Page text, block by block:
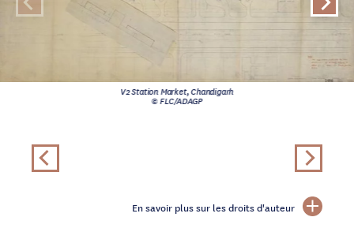
V2 Station Market, Chandigarh
© FLC/ADAGP
En savoir plus sur les droits d'auteur